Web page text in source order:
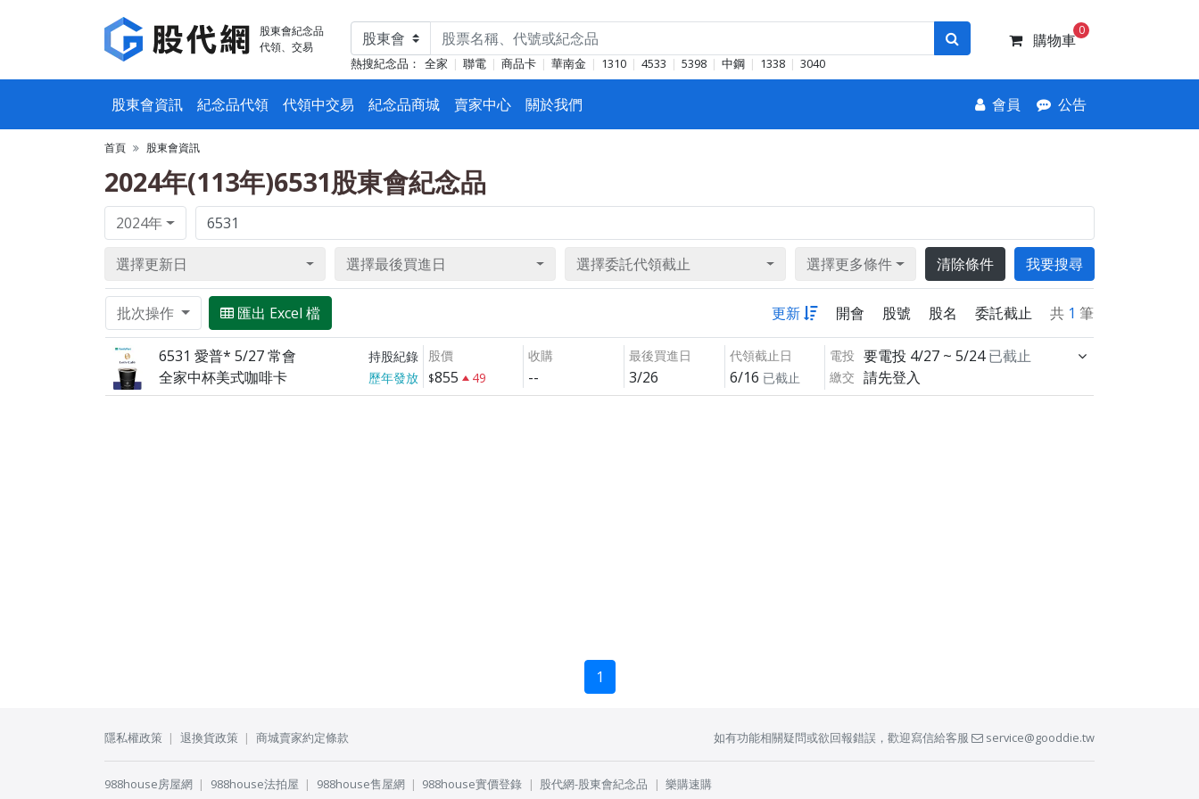
股東會紀念品
代領、交易
熱搜紀念品： 全家 聯電 商品卡 華南金 1310 4533 5398 中鋼 1338 3040
購物車
0
股東會資訊 紀念品代領 代領中交易 紀念品商城 賣家中心 關於我們 會員 公告
首頁 股東會資訊
2024年(113年)6531股東會紀念品
2024年
選擇更新日 選擇最後買進日 選擇委託代領截止 選擇更多條件 清除條件 我要搜尋
批次操作 匯出 Excel 檔 更新 開會 股號 股名 委託截止 共 1 筆
6531 愛普* 5/27 常會 持股紀錄
全家中杯美式咖啡卡 歷年發放
股價
855 49
收購
--
最後買進日
3/26
代領截止日
6/16 已截止
電投 要電投 4/27 ~ 5/24 已截止
繳交 請先登入
1
隱私權政策 退換貨政策 商城賣家約定條款 如有功能相關疑問或欲回報錯誤，歡迎寫信給客服 service@gooddie.tw
988house房屋網 988house法拍屋 988house售屋網 988house實價登錄 股代網-股東會紀念品 樂購速購